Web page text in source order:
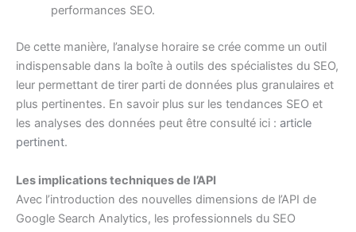
performances SEO.
De cette manière, l’analyse horaire se crée comme un outil
indispensable dans la boîte à outils des spécialistes du SEO,
leur permettant de tirer parti de données plus granulaires et
plus pertinentes. En savoir plus sur les tendances SEO et
les analyses des données peut être consulté ici : article
pertinent.
Les implications techniques de l’API
Avec l’introduction des nouvelles dimensions de l’API de
Google Search Analytics, les professionnels du SEO